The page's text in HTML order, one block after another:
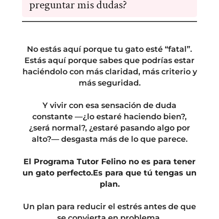
los llevamos de algo leve a algo grave, porque no
actuamos correctamente frente a ellos (maullidos en
cuando los problemas están asomando la patita, y
cortarlos en ese momento.
contenido, es como lo han hecho todos los alumnos
las anteriores quedarán ahí para ti, y podrás
revisarlas cuando quieras.
preguntar mis dudas?
completo eneste enlace
No estás aquí porque tu gato esté “fatal”.
Estás aquí porque sabes que podrías estar
haciéndolo con más claridad, más criterio y
más seguridad.
Y vivir con esa sensación de duda
constante —¿lo estaré haciendo bien?,
¿será normal?, ¿estaré pasando algo por
alto?— desgasta más de lo que parece.
El Programa Tutor Felino no es para tener
un gato perfecto.Es para que tú tengas un
plan.
Un plan para reducir el estrés antes de que